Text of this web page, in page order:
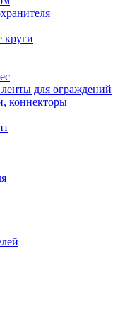
круги
для ограждений
коннекторы